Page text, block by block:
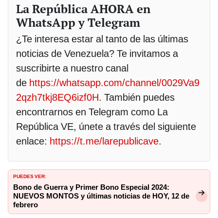
La República AHORA en
WhatsApp y Telegram
¿Te interesa estar al tanto de las últimas
noticias de Venezuela? Te invitamos a
suscribirte a nuestro canal
de https://whatsapp.com/channel/0029Va9
2qzh7tkj8EQ6izf0H. También puedes
encontrarnos en Telegram como La
República VE, únete a través del siguiente
enlace: https://t.me/larepublicave.
PUEDES VER:
Bono de Guerra y Primer Bono Especial 2024:
NUEVOS MONTOS y últimas noticias de HOY, 12 de
febrero